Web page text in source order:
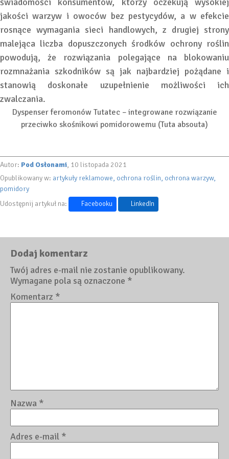
jakości warzyw i owoców bez pestycydów, a w efekcie
rosnące wymagania sieci handlowych, z drugiej strony
malejąca liczba dopuszczonych środków ochrony roślin
powodują, że rozwiązania polegające na blokowaniu
rozmnażania szkodników są jak najbardziej pożądane i
stanowią doskonałe uzupełnienie możliwości ich
zwalczania.
Dyspenser feromonów Tutatec – integrowane rozwiązanie
przeciwko skośnikowi pomidorowemu (Tuta absouta)
Autor: Pod Osłonami, 10 listopada 2021
Opublikowany w: artykuły reklamowe ochrona roślin ochrona warzyw
pomidory
Udostępnij artykuł na:
Facebooku LinkedIn
Dodaj komentarz
Twój adres e-mail nie zostanie opublikowany.
Wymagane pola są oznaczone *
Komentarz *
Nazwa *
Adres e-mail *